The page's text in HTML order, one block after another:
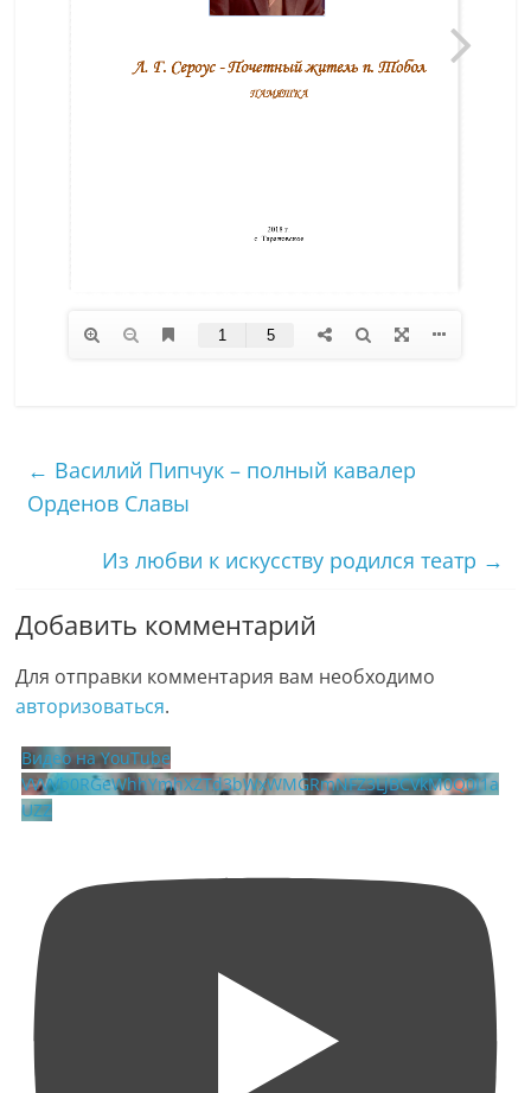
← Василий Пипчук – полный кавалер
Орденов Славы
Из любви к искусству родился театр →
Добавить комментарий
Для отправки комментария вам необходимо
авторизоваться.
Видео на YouTube
VVVVb0RGeWhhYmhXZTd3bWxWMGRmNFZ3LjBCVkM0Q0I1a
UZZ